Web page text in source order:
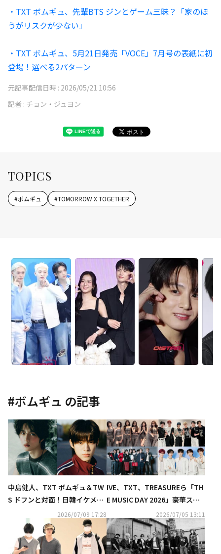
・TXT ボムギュ、先輩BTS ジンとゲーム三昧？「家のほ
うがリスクが少ない」
・TXT ボムギュ、5月21日発売「VOCE」7月号の表紙に初
登場！選べる2パターン
元記事配信日時 : 2026/05/21 10:56
記者 : チョン・ジュヨン
TOPICS
#ボムギュ #TOMORROW X TOGETHER
#ボムギュ の記事
中島健人、TXT ボムギュ＆TW
S ドフンと対面！日韓イケメン
の記念ショットが話題に
2026/07/09 17:28
IVE、TXT、TREASUREら「TH
E MUSIC DAY 2026」豪華ステ
ージが話題…記念ショットも
続々
2026/07/05 13:11